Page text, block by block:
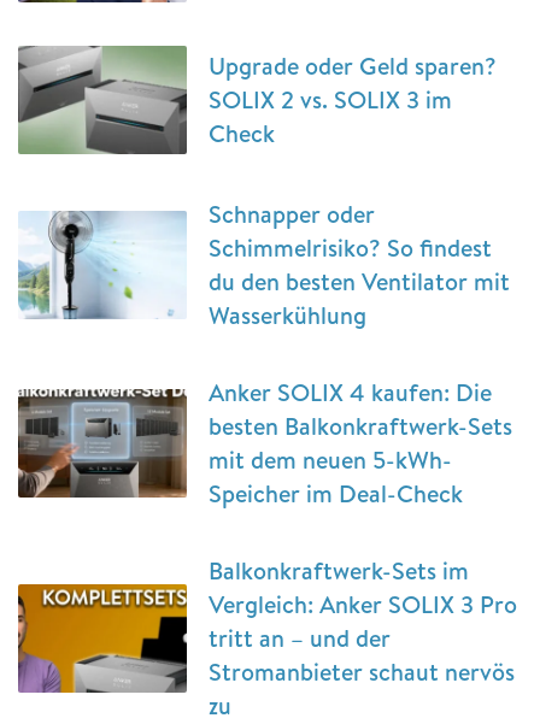
Upgrade oder Geld sparen?
SOLIX 2 vs. SOLIX 3 im
Check
Schnapper oder
Schimmelrisiko? So findest
du den besten Ventilator mit
Wasserkühlung
Anker SOLIX 4 kaufen: Die
besten Balkonkraftwerk-Sets
mit dem neuen 5-kWh-
Speicher im Deal-Check
Balkonkraftwerk-Sets im
Vergleich: Anker SOLIX 3 Pro
tritt an – und der
Stromanbieter schaut nervös
zu